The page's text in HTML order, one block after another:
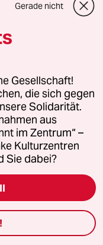
Gerade nicht
Gesellschaft!
die sich gegen
Solidarität.
aus
im Zentrum“ –
Kulturzentren
Sie dabei?